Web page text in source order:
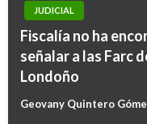
JUDICIAL
Fiscalía no ha
señalar a las Farc
Londoño
Geovany Quintero